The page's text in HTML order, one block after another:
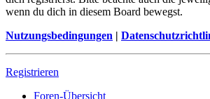
wenn du dich in diesem Board bewegst.
Nutzungsbedingungen |
Registrieren
Foren-Übersicht